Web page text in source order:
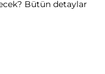
Bütün detaylar